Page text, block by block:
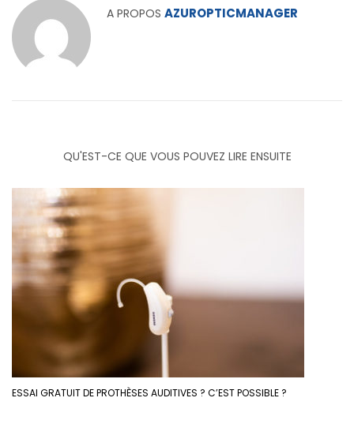
A PROPOS AZUROPTICMANAGER
QU'EST-CE QUE VOUS POUVEZ LIRE ENSUITE
ESSAI GRATUIT DE PROTHÈSES AUDITIVES ? C’EST POSSIBLE ?